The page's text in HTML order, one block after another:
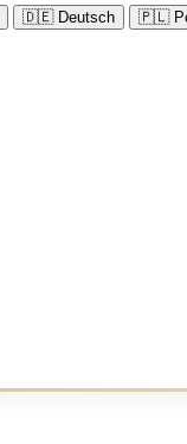
🇩🇪Deutsch 🇵🇱